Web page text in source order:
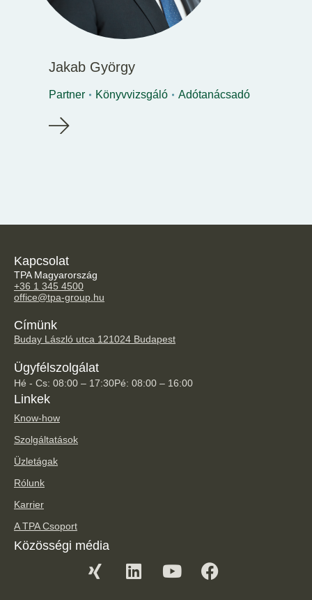
Jakab György
Partner Könyvvizsgáló Adótanácsadó
Kapcsolat
TPA Magyarország
+36 1 345 4500
office@tpa-group.hu
Címünk
Buday László utca 121024 Budapest
Ügyfélszolgálat
Hé - Cs: 08:00 – 17:30Pé: 08:00 – 16:00
Linkek
Know-how
Szolgáltatások
Üzletágak
Rólunk
Karrier
A TPA Csoport
Közösségi média